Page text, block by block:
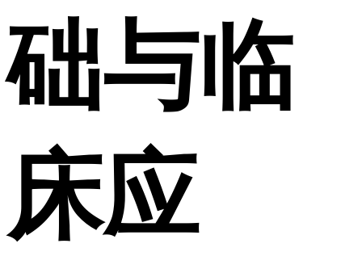
础与临
床应